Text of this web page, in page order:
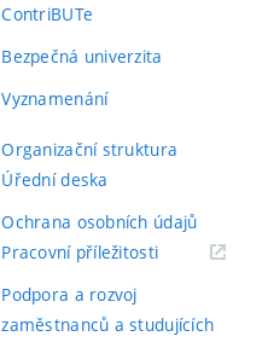
ContriBUTe
Bezpečná univerzita
Vyznamenání
Organizační struktura
Úřední deska
Ochrana osobních údajů
Pracovní příležitosti(externí
Podpora a rozvoj
zaměstnanců a studujících